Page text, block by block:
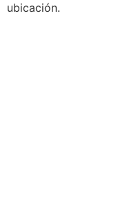
ubicación.